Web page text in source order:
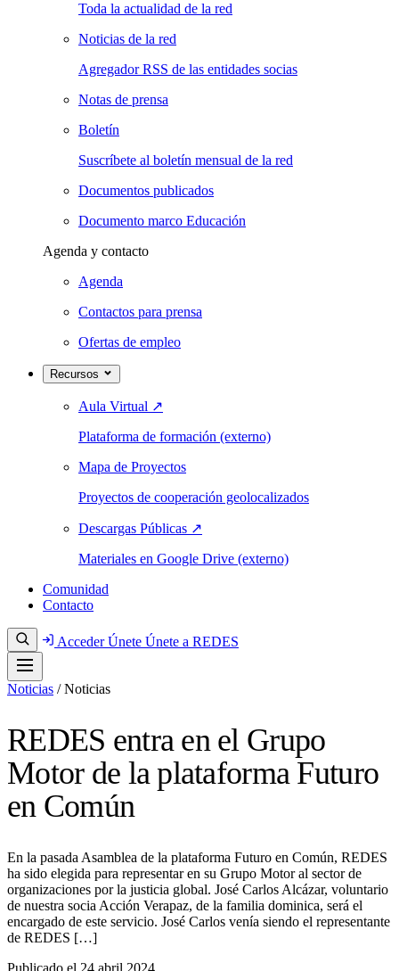
Toda la actualidad de la red
Noticias de la red
Agregador RSS de las entidades socias
Notas de prensa
Boletín
Suscríbete al boletín mensual de la red
Documentos publicados
Documento marco Educación
Agenda y contacto
Agenda
Contactos para prensa
Ofertas de empleo
Recursos
Aula Virtual ↗
Plataforma de formación (externo)
Mapa de Proyectos
Proyectos de cooperación geolocalizados
Descargas Públicas ↗
Materiales en Google Drive (externo)
Comunidad
Contacto
AccederÚnete Únete a REDES
Noticias / Noticias
REDES entra en el Grupo
Motor de la plataforma Futuro
en Común
En la pasada Asamblea de la plataforma Futuro en Común, REDES
ha sido elegida para representar en su Grupo Motor al sector de
organizaciones por la justicia global. José Carlos Alcázar, voluntario
de nuestra socia Acción Verapaz, de la familia dominica, será el
encargado de este servicio. José Carlos venía siendo el representante
de REDES […]
Publicado el 24 abril 2024